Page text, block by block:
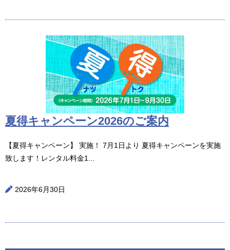
夏得キャンペーン2026のご案内
【夏得キャンペーン】 実施！ 7月1日より 夏得キャンペーンを実施
致します！レンタル料金1...
2026年6月30日